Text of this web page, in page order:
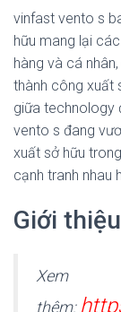
vinfast vento s
hữu mang lại
hàng và cá
thành công xuất
giữa technology
vento s đang
xuất sở hữu
cạnh tranh nhau
Giới
Xem
thêm: